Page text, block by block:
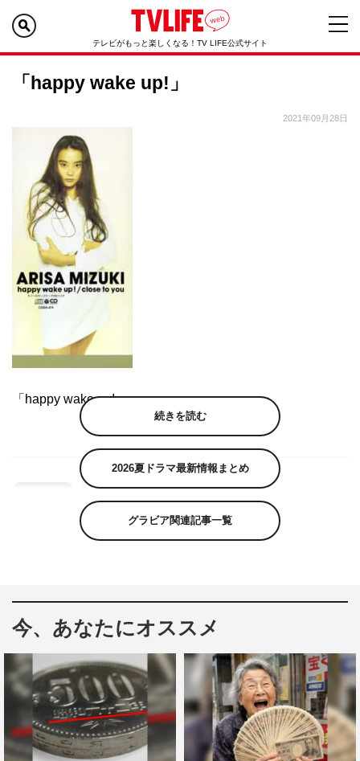
テレビがもっと楽しくなる！TV LIFE公式サイト
「happy wake up!」
2021年09月28日
「happy wake up!」
続きを読む
2026夏ドラマ最新情報まとめ
グラビア関連記事一覧
今、あなたにオススメ